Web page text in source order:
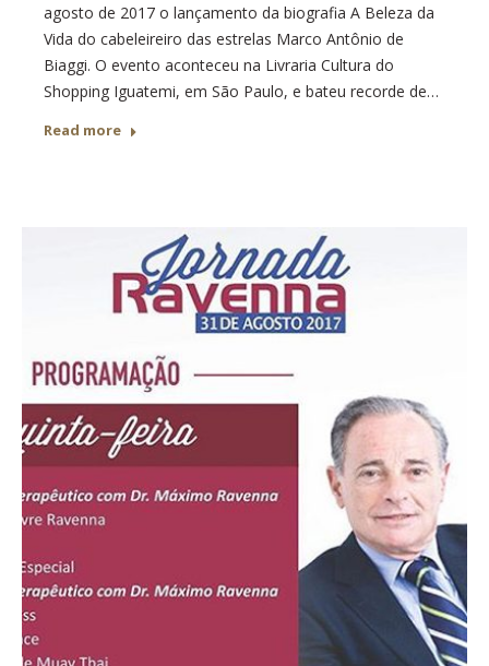
agosto de 2017 o lançamento da biografia A Beleza da
Vida do cabeleireiro das estrelas Marco Antônio de
Biaggi. O evento aconteceu na Livraria Cultura do
Shopping Iguatemi, em São Paulo, e bateu recorde de…
Read more